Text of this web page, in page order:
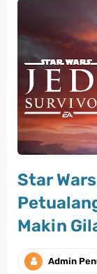
Star
Makin
Admin